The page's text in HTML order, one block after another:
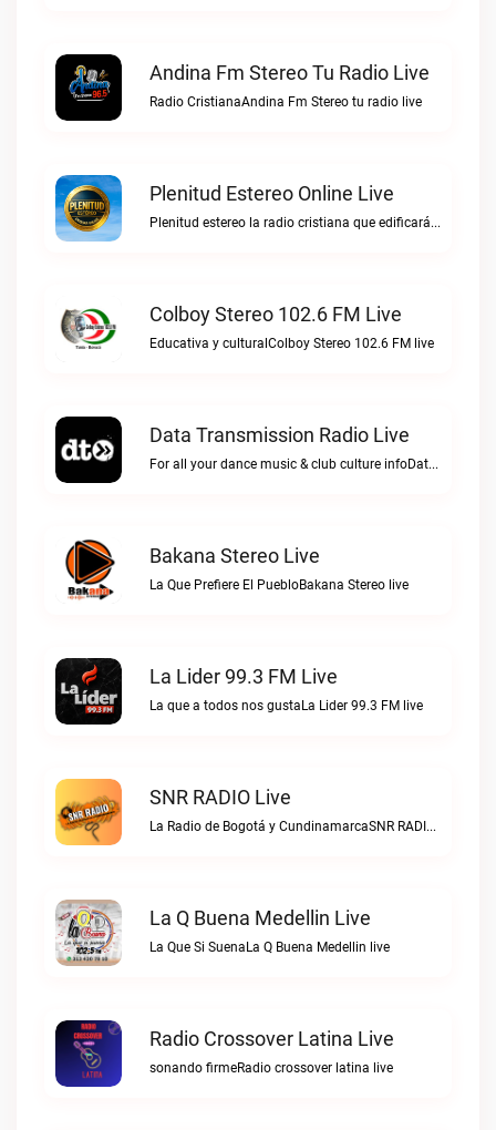
Andina Fm Stereo Tu Radio Live
Radio CristianaAndina Fm Stereo tu radio live
Plenitud Estereo Online Live
Plenitud estereo la radio cristiana que edificará tu vida.Plenitud Estereo Online live
Colboy Stereo 102.6 FM Live
Educativa y culturalColboy Stereo 102.6 FM live
Data Transmission Radio Live
For all your dance music & club culture infoData Transmission Radio live
Bakana Stereo Live
La Que Prefiere El PuebloBakana Stereo live
La Lider 99.3 FM Live
La que a todos nos gustaLa Lider 99.3 FM live
SNR RADIO Live
La Radio de Bogotá y CundinamarcaSNR RADIO live
La Q Buena Medellin Live
La Que Si SuenaLa Q Buena Medellin live
Radio Crossover Latina Live
sonando firmeRadio crossover latina live